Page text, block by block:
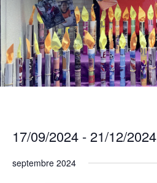
17/09/2024 - 21/12/2024
une
date.
septembre 2024